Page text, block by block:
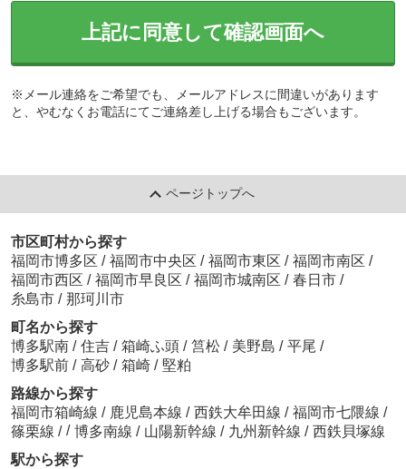
上記に同意して確認画面へ
※メール連絡をご希望でも、メールアドレスに間違いがあります
と、やむなくお電話にてご連絡差し上げる場合もございます。
ページトップへ
市区町村から探す
福岡市博多区 / 福岡市中央区 / 福岡市東区 / 福岡市南区 /
福岡市西区 / 福岡市早良区 / 福岡市城南区 / 春日市 /
糸島市 / 那珂川市
町名から探す
博多駅南 / 住吉 / 箱崎ふ頭 / 筥松 / 美野島 / 平尾 /
博多駅前 / 高砂 / 箱崎 / 堅粕
路線から探す
福岡市箱崎線 / 鹿児島本線 / 西鉄大牟田線 / 福岡市七隈線 /
篠栗線 / / 博多南線 / 山陽新幹線 / 九州新幹線 / 西鉄貝塚線
駅から探す